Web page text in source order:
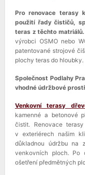
Pro renovace terasy
použití řady čističů,
teras z těchto matriálů.
výrobci OSMO nebo
patentované strojové
plochy teras do hloubky.
Společnost Podlahy
vhodné údržbové
Venkovní terasy
kamenné a betonové
čistit. Renovace
v exteriérech našim
důkladnou údržbu na
venkovních ploch. Po
ošetření předmětných